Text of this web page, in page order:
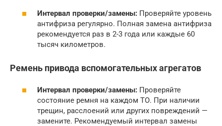
Интервал проверки/замены: Проверяйте уровень
антифриза регулярно. Полная замена антифриза
рекомендуется раз в 2-3 года или каждые 60
тысяч километров.
Ремень привода вспомогательных агрегатов
Интервал проверки/замены: Проверяйте
состояние ремня на каждом ТО. При наличии
трещин, расслоений или других повреждений —
замените. Рекомендуемый интервал замены